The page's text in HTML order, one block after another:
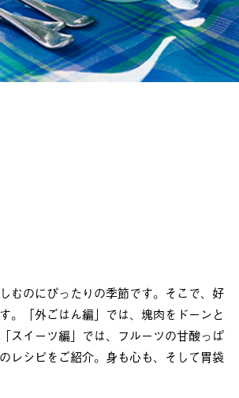
むのにぴったりの季節です。そこで、好
。「外ごはん編」では、塊肉をドーンと
スイーツ編」では、フルーツの甘酸っぱ
レシピをご紹介。身も心も、そして胃袋